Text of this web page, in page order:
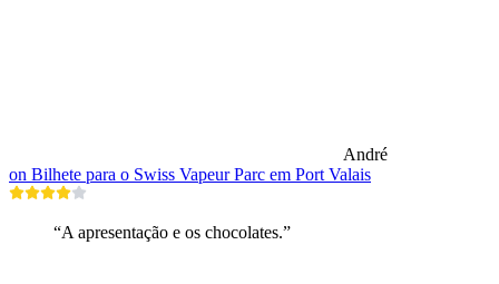
André
on Bilhete para o Swiss Vapeur Parc em Port Valais
“A apresentação e os chocolates.”